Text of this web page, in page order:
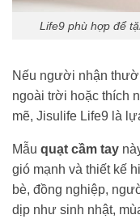
Life9 phù hợp để
Nếu người nhận
ngoài trời hoặc thích
mẽ, Jisulife Life9 là
Mẫu quạt cầm tay
gió mạnh và thiết kế
bè, đồng nghiệp,
dịp như sinh nhật,